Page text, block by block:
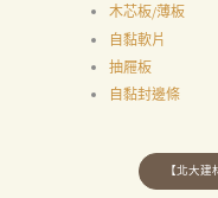
木芯板/薄板
自黏軟片
抽屜板
自黏封邊條